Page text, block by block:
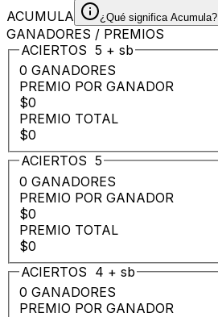
ACUMULA
¿Qué significa Acumula?
GANADORES / PREMIOS
ACIERTOS 5 + sb
0 GANADORES
PREMIO POR GANADOR
$0
PREMIO TOTAL
$0
ACIERTOS 5
0 GANADORES
PREMIO POR GANADOR
$0
PREMIO TOTAL
$0
ACIERTOS 4 + sb
0 GANADORES
PREMIO POR GANADOR